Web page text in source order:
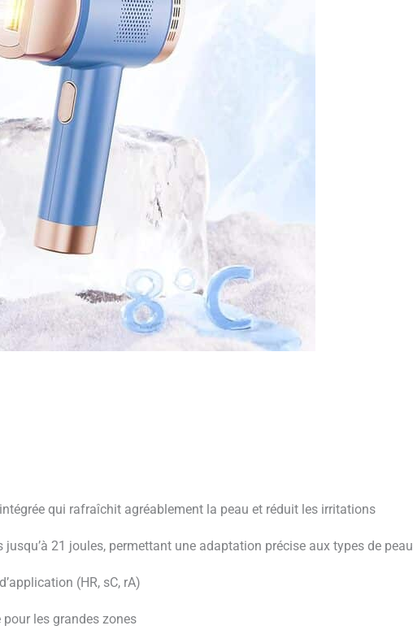
qui rafraîchit agréablement la peau et réduit les irritations
jusqu’à 21 joules, permettant une adaptation précise aux types de peau
(HR, sC, rA)
les grandes zones